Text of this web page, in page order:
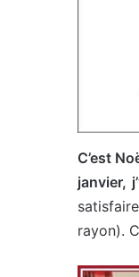
C’est
janvier,
rayon).